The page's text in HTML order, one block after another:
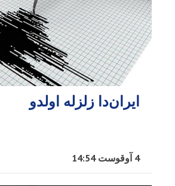
ایران‌دا زلزله اولدو
4 آوقوست 14:54